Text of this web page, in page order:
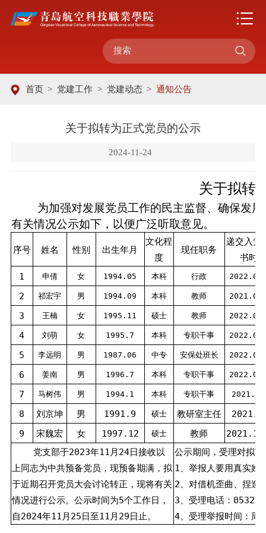

首页 > 党建工作 > 党建动态 > 通知公告
关于拟转为正式党员的公示
2024-11-24
关于拟转
为加强对发展党员工作的民主监督、确保发
有关情况公示如下，以便广泛听取意见。
序号 姓名 性别 出生年月
文化程
度
现任职务
递交入党
书时间
1
申倩 女 1994.05 本科 行政
2 祁宏宇 男 1994.09 本科 教师
3 王楠 女 1995.11 硕士 教师
4 刘萌 女 1995.7 本科 专职干事
5 李远明 男 1987.06 中专 安保处班长
6 姜南 男 1996.7 本科 专职干事
7 马树伟 男 1994.1 本科 专职干事
8 刘京坤 男 1991.9 硕士 教研室主任
9
宋魏宏 女 1997.12 硕士 教师
党支部于2023年11月24日接收以
上同志为中共预备党员，现预备期满，拟
于近期召开党员大会讨论转正，现将有关
情况进行公示。公示时间为5个工作日，
自2024年11月25日至11月29日止。
公示期间，受理对拟
1、举报人要用真实姓
2、对借机歪曲、捏造
3、受理电话：0532-
4、受理举报时间：周